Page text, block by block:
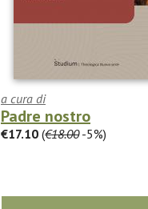
a cura di
Padre nostro
€17.10 (€18.00-5%)